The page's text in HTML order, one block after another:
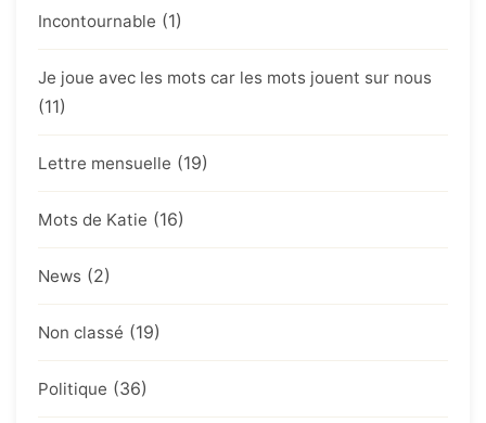
Incontournable (1)
Je joue avec les mots car les mots jouent sur nous
(11)
Lettre mensuelle (19)
Mots de Katie (16)
News (2)
Non classé (19)
Politique (36)